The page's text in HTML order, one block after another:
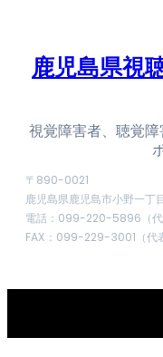
鹿児島県視
視覚障害者、聴覚
〒890-0021
鹿児島県鹿児島市小野一
電話：099-220-5896（
FAX：099-229-3001（代